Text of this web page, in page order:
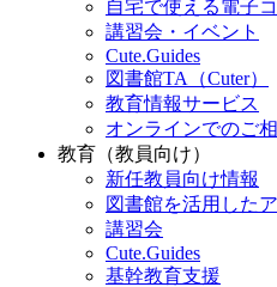
自宅で使える電子
講習会・イベント
Cute.Guides
図書館TA（Cuter）
教育情報サービス
オンラインでのご
教育（教員向け）
新任教員向け情報
図書館を活用した
講習会
Cute.Guides
基幹教育支援